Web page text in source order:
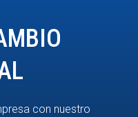
con nuestro